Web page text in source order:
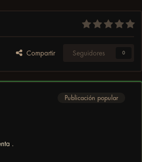
Compartir Seguidores 0
Publicación popular
.